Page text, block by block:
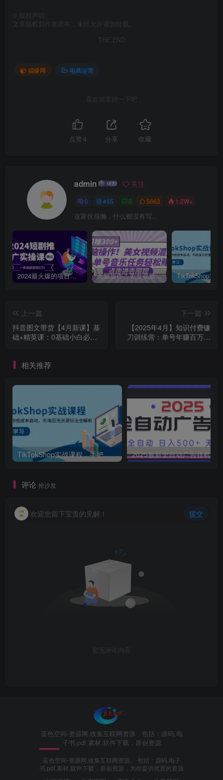
版权声明
文章版权归作者所有，未经允许请勿转载。
THE END
福缘网 电商运营
喜欢就支持一下吧
点赞4 分享 收藏
admin 关注
0 455 0 5663 1.2W+
这家伙很懒，什么都没有写...
2024最火爆的项目短剧推广实操课，一条视频变现5万+【附软件工具】 无脑操作！美女视频混剪，单号音乐任务轻松日入3张+
上一篇
抖音图文带货【4月新课】基
础+精英课：0基础小白必学
下一篇
【2025年4月】知识付费镰
刀训练营：单号年赚百万的
相关推荐
TikTokShop实战课程，手把手教你低成本启动，东南亚无货源玩法全解析
评论 抢沙发
欢迎您留下宝贵的见解！ 提交
暂无评论内容
蓝色空间-资源网,收集互联网资源，包括：源码,电
子书,pdf,素材,软件下载，原创资源
蓝色空间-资源网,收集互联网资源。 包括：源码,电子
书,pdf,素材,软件下载，原创资源，为你提供优质的资源